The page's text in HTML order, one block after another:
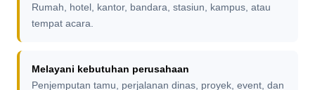
Rumah, hotel, kantor, bandara, stasiun, kampus, atau
tempat acara.
Melayani kebutuhan perusahaan
Penjemputan tamu, perjalanan dinas, proyek, event, dan